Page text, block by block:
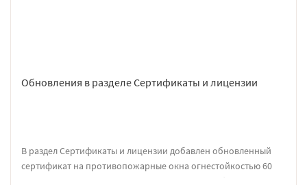
Обновления в разделе Сертификаты и лицензии
В раздел Сертификаты и лицензии добавлен обновленный
сертификат на противопожарные окна огнестойкостью 60